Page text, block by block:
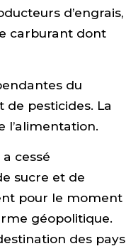
d’engrais,
carburant dont
du
de pesticides. La
l’alimentation.
cessé
sucre et de
pour le moment
géopolitique.
des pays